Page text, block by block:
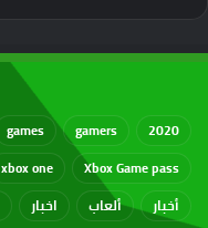
2020
gamers
games
Xbox Game pass
xbox one
أخبار
ألعاب اخبار